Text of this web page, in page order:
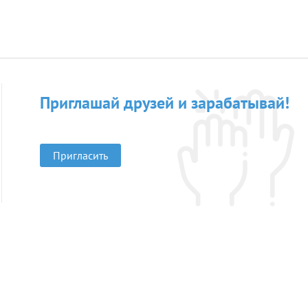
Приглашай друзей и зарабатывай!
Пригласить